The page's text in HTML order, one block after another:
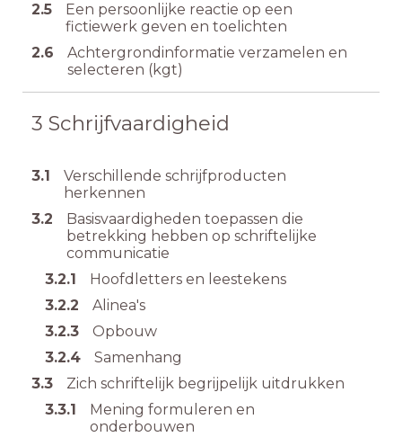
2.5
Een persoonlijke reactie op een
fictiewerk geven en toelichten
2.6
Achtergrondinformatie verzamelen en
selecteren (kgt)
3 Schrijfvaardigheid
3.1
Verschillende schrijfproducten
herkennen
3.2
Basisvaardigheden toepassen die
betrekking hebben op schriftelijke
communicatie
3.2.1
Hoofdletters en leestekens
3.2.2
Alinea's
3.2.3
Opbouw
3.2.4
Samenhang
3.3
Zich schriftelijk begrijpelijk uitdrukken
3.3.1
Mening formuleren en
onderbouwen